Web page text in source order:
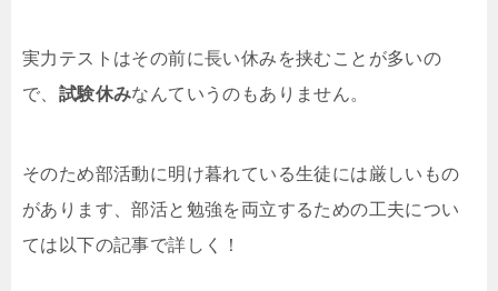
実力テストはその前に長い休みを挟むことが多いの
で、 試験休みなんていうのもありません。
そのため部活動に明け暮れている生徒には厳しいもの
があります、部活と勉強を両立するための工夫につい
ては以下の記事で詳しく！